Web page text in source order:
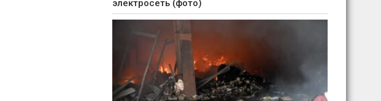
электросеть (фото)